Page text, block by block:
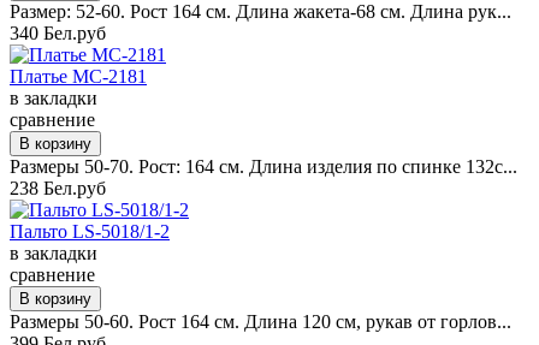
Размер: 52-60. Рост 164 см. Длина жакета-68 см. Длина рук...
340 Бел.руб
Платье MC-2181
в закладки
сравнение
Размеры 50-70. Рост: 164 см. Длина изделия по спинке 132с...
238 Бел.руб
Пальто LS-5018/1-2
в закладки
сравнение
Размеры 50-60. Рост 164 см. Длина 120 см, рукав от горлов...